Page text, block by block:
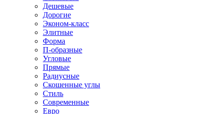
Дешевые
Дорогие
Эконом-класс
Элитные
Форма
П-образные
Угловые
Прямые
Радиусные
Скошенные углы
Стиль
Современные
Евро